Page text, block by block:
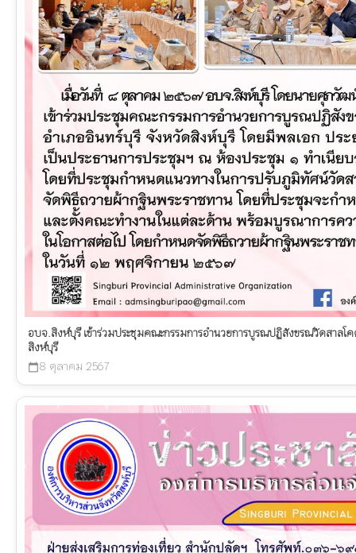
อบจ.สิงห์บุรี เข้าร่วมประชุมคณะกรรมการอำนวยการบูรณปฏิสังขรณ์วัดสาล
สิงห์บุรี
calendar_today8 ตุลาคม 2567